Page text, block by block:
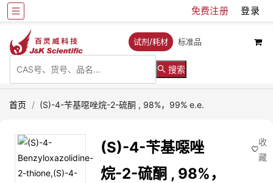
免费注册 登录
试剂/耗材 标准品
搜索
首页 / (S)-4-苄基噁唑烷-2-硫酮 , 98%，99% e.e.
(S)-4-苄基噁唑
烷-2-硫酮 , 98%，
收
藏